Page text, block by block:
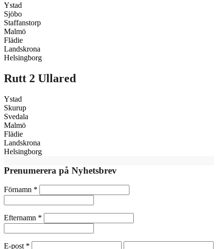
Ystad
Sjöbo
Staffanstorp
Malmö
Flädie
Landskrona
Helsingborg
Rutt 2 Ullared
Ystad
Skurup
Svedala
Malmö
Flädie
Landskrona
Helsingborg
Prenumerera på Nyhetsbrev
Förnamn *
Efternamn *
E-post *